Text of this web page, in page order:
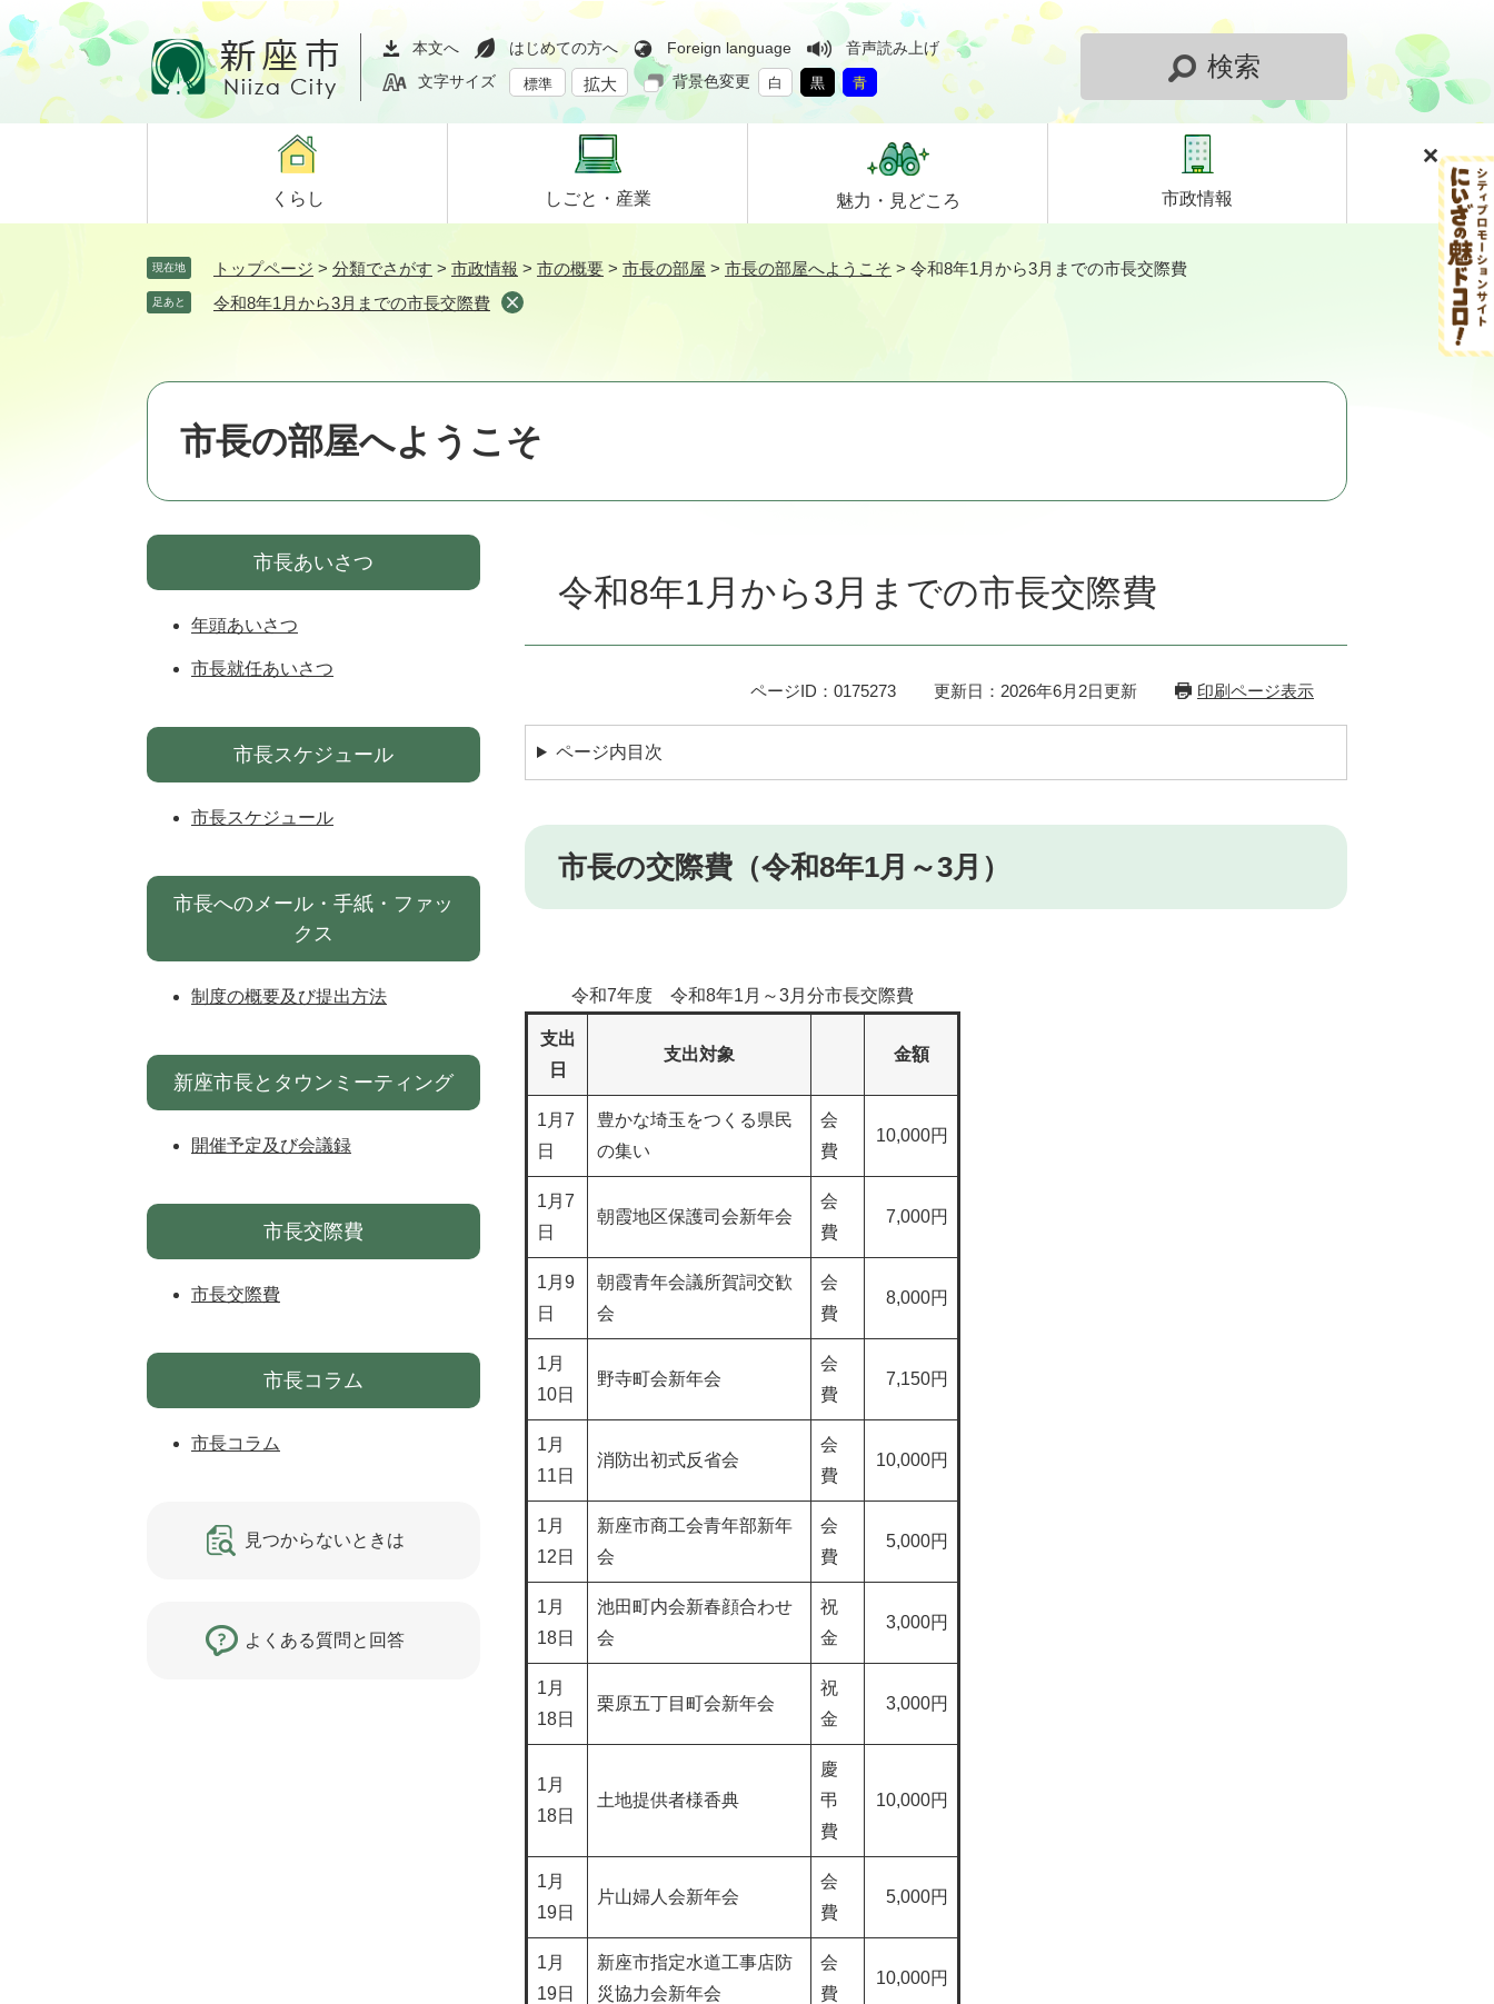
ペ
ー
ジ
メ
ニ
ュ
て
本文へ はじめての方へ Foreign language
音声読み上げ
文字サイズ
標準 拡大 背景色変更 白 黒 青
検索
くらし しごと・ 産業 魅力・ 見どころ 市政情報
現在地 トップページ > 分類でさがす > 市政情報 > 市の概要 > 市長の部屋 > 市長の部屋へようこそ > 令和8年1月から3月までの市長交際費
足あと 令和8年1月から3月までの市長交際費
市長の部屋へようこそ
令和8年1月から3月までの市長交際費
ページID：0175273 更新日：2026年6月2日更新 印刷ページ表示
ページ内目次
市長の交際費（令和8年1月～3月）
令和7年度 令和8年1月～3月分市長交際費
支出
日
支出対象 金額
1月7
日
豊かな埼玉をつくる県民
の集い
会
費
10,000円
1月7
日
朝霞地区保護司会新年会
会
費
7,000円
1月9
日
朝霞青年会議所賀詞交歓
会
会
費
8,000円
1月
10日
野寺町会新年会
会
費
7,150円
1月
11日
消防出初式反省会
会
費
10,000円
1月
12日
新座市商工会青年部新年
会
会
費
5,000円
1月
18日
池田町内会新春顔合わせ
会
祝
金
3,000円
1月
18日
栗原五丁目町会新年会
祝
金
3,000円
1月
18日
土地提供者様香典
慶
弔
費
10,000円
1月
19日
片山婦人会新年会
会
費
5,000円
1月
19日
新座市指定水道工事店防
災協力会新年会
会
費
10,000円
市長あいさつ
年頭あいさつ
市長就任あいさつ
市長スケジュール
市長スケジュール
市長へのメール・手紙・ファッ
クス
制度の概要及び提出方法
新座市長とタウンミーティング
開催予定及び会議録
市長交際費
市長交際費
市長コラム
市長コラム
見つからないときは
よくある質問と回答